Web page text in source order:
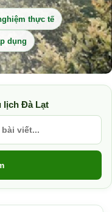
thực tế
dụng
lịch Đà Lạt